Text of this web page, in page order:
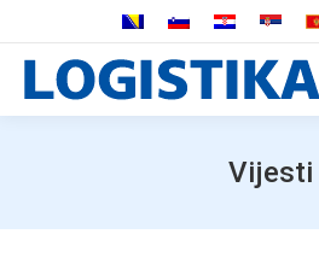
Vijesti